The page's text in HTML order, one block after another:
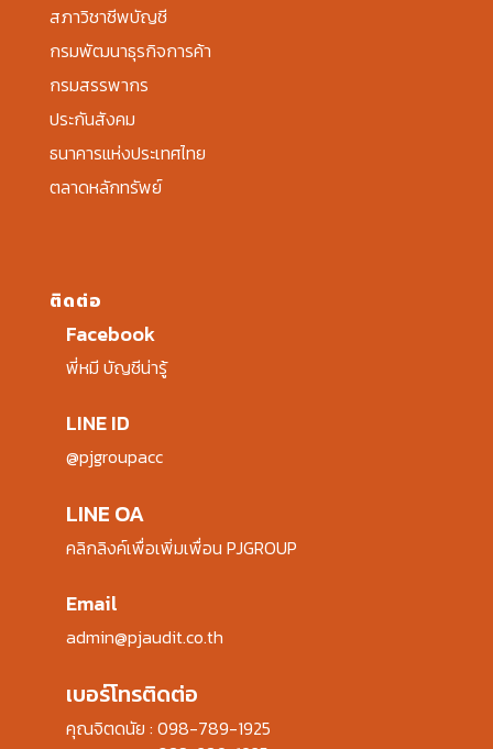
สภาวิชาชีพบัญชี
กรมพัฒนาธุรกิจการค้า
กรมสรรพากร
ประกันสังคม
ธนาคารแห่งประเทศไทย
ตลาดหลักทรัพย์
ติดต่อ
Facebook
พี่หมี บัญชีน่ารู้
LINE ID
@pjgroupacc
LINE OA
คลิกลิงค์เพื่อเพิ่มเพื่อน PJGROUP
Email
admin@pjaudit.co.th
เบอร์โทรติดต่อ
คุณจิตดนัย : 098-789-1925